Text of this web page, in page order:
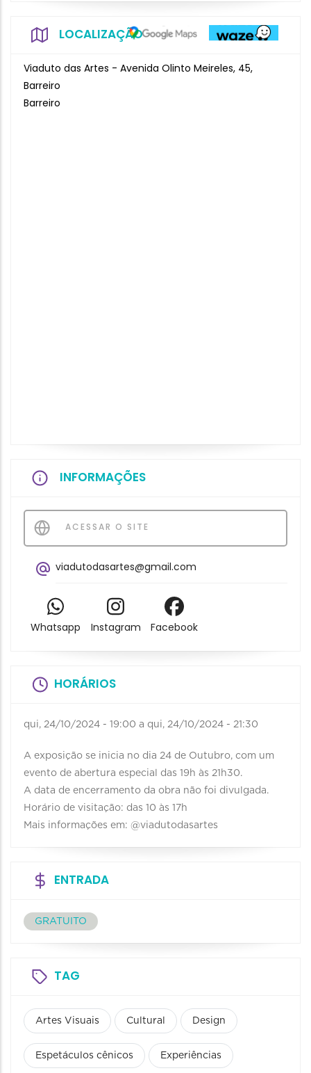
LOCALIZAÇÃO
Viaduto das Artes - Avenida Olinto Meireles, 45,
Barreiro
Barreiro
INFORMAÇÕES
ACESSAR O SITE
viadutodasartes@gmail.com
Whatsapp Instagram Facebook
HORÁRIOS
qui, 24/10/2024 - 19:00 a qui, 24/10/2024 - 21:30
A exposição se inicia no dia 24 de Outubro, com um
evento de abertura especial das 19h às 21h30.
A data de encerramento da obra não foi divulgada.
Horário de visitação: das 10 às 17h
Mais informações em: @viadutodasartes
ENTRADA
GRATUITO
TAG
Artes Visuais Cultural Design
Espetáculos cênicos Experiências